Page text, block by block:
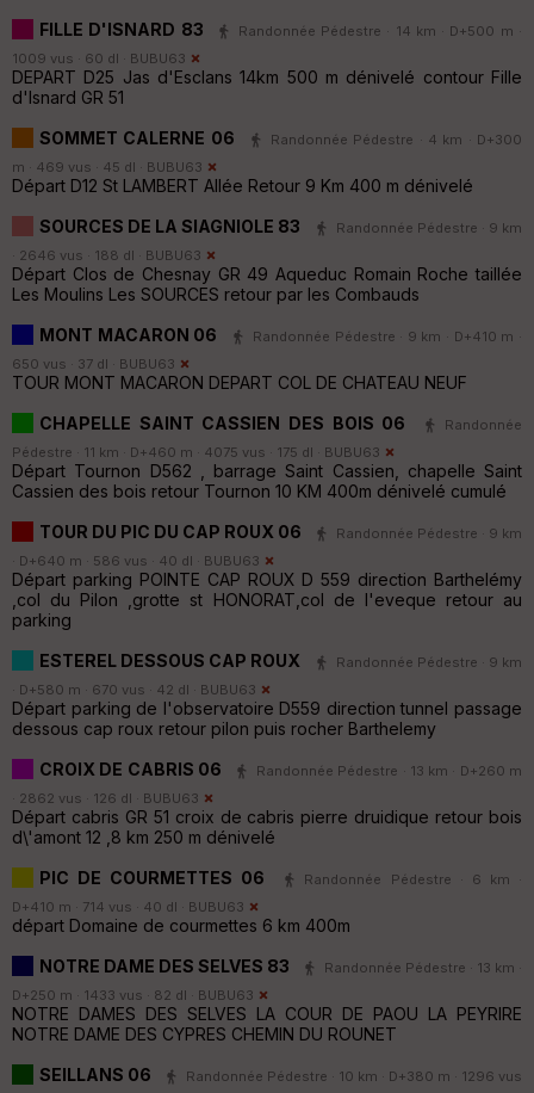
FILLE D'ISNARD 83
Randonnée Pédestre · 14 km · D+500 m ·
1009 vus · 60 dl · BUBU63
DEPART D25 Jas d'Esclans 14km 500 m dénivelé contour Fille
d'Isnard GR 51
SOMMET CALERNE 06
Randonnée Pédestre · 4 km · D+300
m · 469 vus · 45 dl · BUBU63
Départ D12 St LAMBERT Allée Retour 9 Km 400 m dénivelé
SOURCES DE LA SIAGNIOLE 83
Randonnée Pédestre · 9 km
· 2646 vus · 188 dl · BUBU63
Départ Clos de Chesnay GR 49 Aqueduc Romain Roche taillée
Les Moulins Les SOURCES retour par les Combauds
MONT MACARON 06
Randonnée Pédestre · 9 km · D+410 m ·
650 vus · 37 dl · BUBU63
TOUR MONT MACARON DEPART COL DE CHATEAU NEUF
CHAPELLE SAINT CASSIEN DES BOIS 06
Randonnée
Pédestre · 11 km · D+460 m · 4075 vus · 175 dl · BUBU63
Départ Tournon D562 , barrage Saint Cassien, chapelle Saint
Cassien des bois retour Tournon 10 KM 400m dénivelé cumulé
TOUR DU PIC DU CAP ROUX 06
Randonnée Pédestre · 9 km
· D+640 m · 586 vus · 40 dl · BUBU63
Départ parking POINTE CAP ROUX D 559 direction Barthelémy
,col du Pilon ,grotte st HONORAT,col de l'eveque retour au
parking
ESTEREL DESSOUS CAP ROUX
Randonnée Pédestre · 9 km
· D+580 m · 670 vus · 42 dl · BUBU63
Départ parking de l'observatoire D559 direction tunnel passage
dessous cap roux retour pilon puis rocher Barthelemy
CROIX DE CABRIS 06
Randonnée Pédestre · 13 km · D+260 m
· 2862 vus · 126 dl · BUBU63
Départ cabris GR 51 croix de cabris pierre druidique retour bois
d\'amont 12 ,8 km 250 m dénivelé
PIC DE COURMETTES 06
Randonnée Pédestre · 6 km ·
D+410 m · 714 vus · 40 dl · BUBU63
départ Domaine de courmettes 6 km 400m
NOTRE DAME DES SELVES 83
Randonnée Pédestre · 13 km ·
D+250 m · 1433 vus · 82 dl · BUBU63
NOTRE DAMES DES SELVES LA COUR DE PAOU LA PEYRIRE
NOTRE DAME DES CYPRES CHEMIN DU ROUNET
SEILLANS 06
Randonnée Pédestre · 10 km · D+380 m · 1296 vus